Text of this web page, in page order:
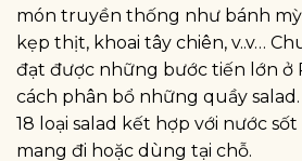
món truyền thống như bánh
kẹp thịt, khoai tây chiên, v..v…
đạt được những bước tiến lớn ở
cách phân bổ những quầy
18 loại salad kết hợp với nước
mang đi hoặc dùng tại chỗ.